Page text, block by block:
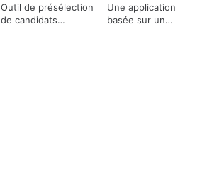
Outil de présélection
de candidats
Une application
basée sur un